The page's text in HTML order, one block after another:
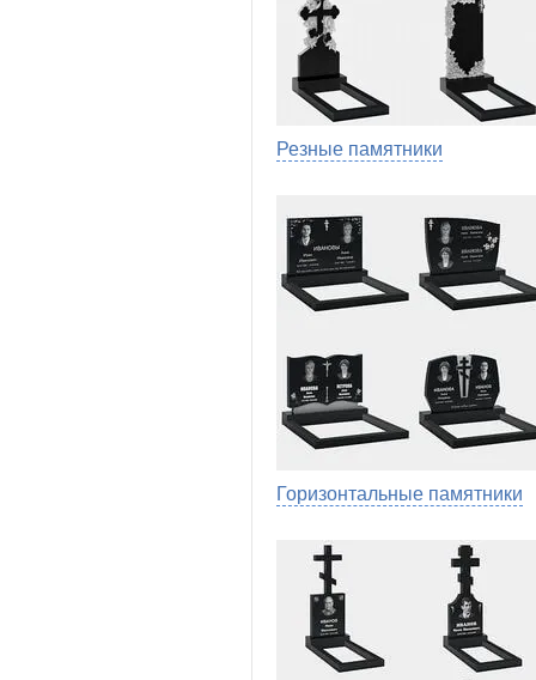
Резные памятники
Горизонтальные памятники